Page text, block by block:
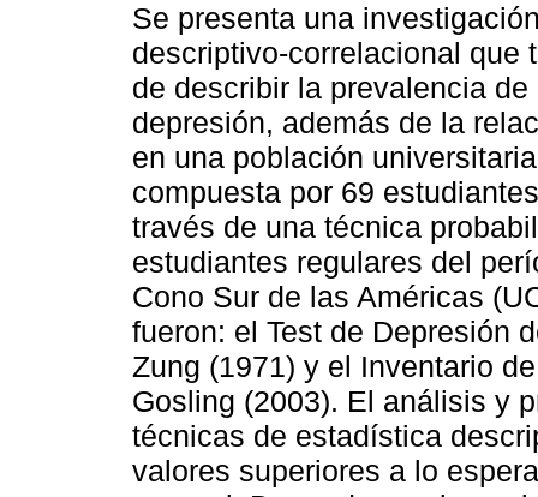
Se presenta una
descriptivo-correlacional que
de describir la prevalencia
depresión, además de la
en una población
compuesta por 69
través de una técnica
estudiantes regulares del
Cono Sur de las Américas
fueron: el Test de Depresión
Zung (1971) y el Inventario
Gosling (2003). El análisis y
técnicas de estadística
valores superiores a lo